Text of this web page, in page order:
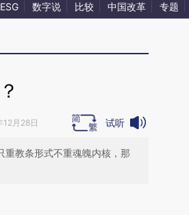
ESG 数字说 比较 中国改革 专题
月28日 试听
重教条形式不重魂魄内核，那
加这段话：本文由第三方